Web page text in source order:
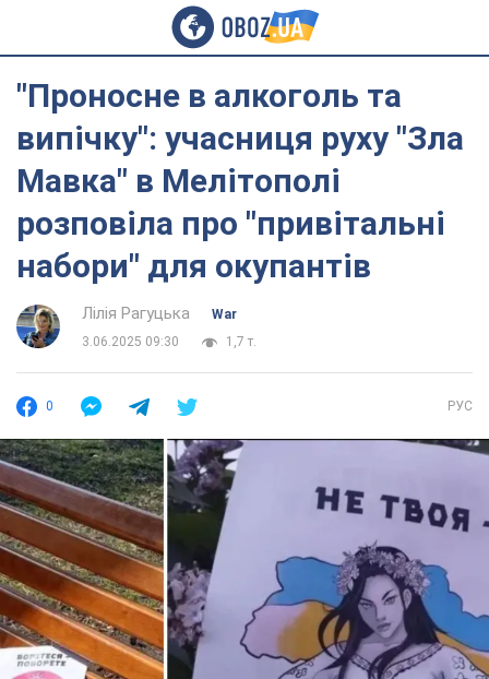
"Проносне в алкоголь та
випічку": учасниця руху "Зла
Мавка" в Мелітополі
розповіла про "привітальні
набори" для окупантів
Лілія Рагуцька
War
3.06.2025 09:30
1,7 т.
0 РУС